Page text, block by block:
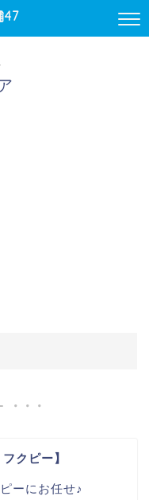
47
クピー】
ーにお任せ♪